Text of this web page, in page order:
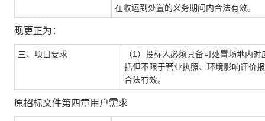
在收运到处置的义务期间内合法有效。
现更正为：
三、项目要求 （1） 投标人必须具备可处置场地内
括但不限于营业执照、环境影响评价
合法有效。
原招标文件第四章用户需求